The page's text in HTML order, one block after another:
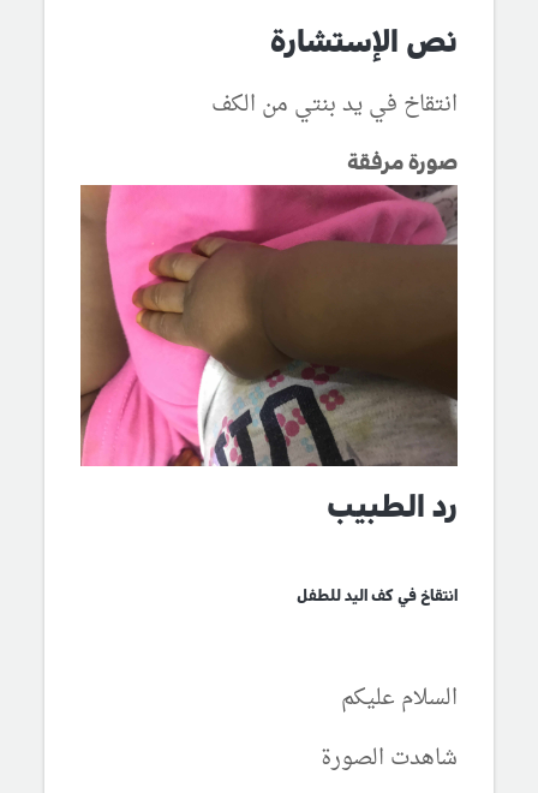
نص الإستشارة
انتقاخ في يد بنتي من الكف
صورة مرفقة
رد الطبيب
انتقاخ في كف اليد للطفل
السلام عليكم
شاهدت الصورة